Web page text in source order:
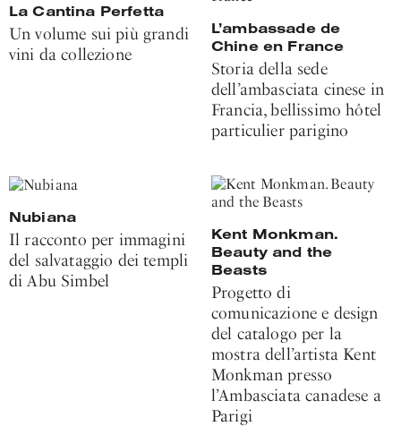
La Cantina Perfetta
Un volume sui più grandi
vini da collezione
L’ambassade de
Chine en France
Storia della sede
dell’ambasciata cinese in
Francia, bellissimo hôtel
particulier parigino
Nubiana
Il racconto per immagini
del salvataggio dei templi
di Abu Simbel
Kent Monkman.
Beauty and the
Beasts
Progetto di
comunicazione e design
del catalogo per la
mostra dell’artista Kent
Monkman presso
l’Ambasciata canadese a
Parigi